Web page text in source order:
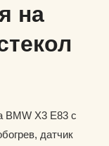
на
BMW X3 E83 с
датчик